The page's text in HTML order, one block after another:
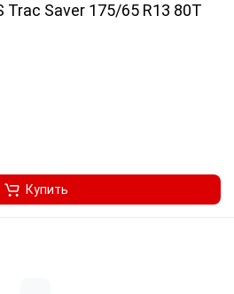
Trac Saver 175/65 R13 80T
Купить